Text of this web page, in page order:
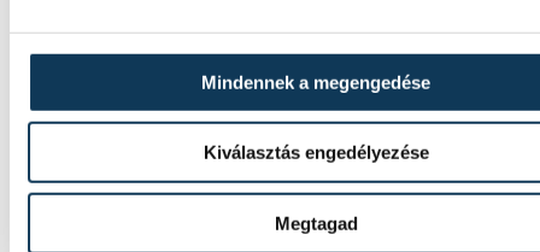
Mindennek a megengedése
Kiválasztás engedélyezése
Megtagad